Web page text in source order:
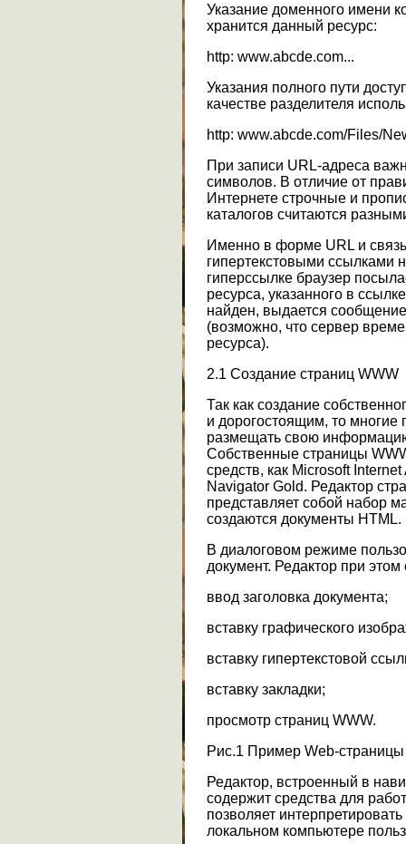
Указание доменного имени
хранится данный ресурс:
http: www.abcde.com...
Указания полного пути
качестве разделителя
http: www.abcde.com/Files/
При записи URL-адреса
символов. В отличие от
Интернете строчные и
каталогов считаются
Именно в форме URL и
гипертекстовыми ссылками
гиперссылке браузер
ресурса, указанного в
найден, выдается
(возможно, что сервер
ресурса).
2.1 Создание страниц WWW
Так как создание
и дорогостоящим, то многие
размещать свою
Собственные страницы
средств, как Microsoft
Navigator Gold. Редактор
представляет собой набор
создаются документы HTML.
В диалоговом режиме
документ. Редактор при этом
ввод заголовка документа;
вставку графического
вставку гипертекстовой
вставку закладки;
просмотр страниц WWW.
Рис.1 Пример Web-
Редактор, встроенный в
содержит средства для
позволяет
локальном компьютере